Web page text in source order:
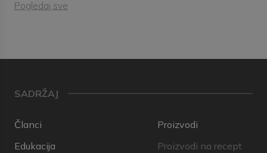
Pogledaj sve
SADRŽAJ
Članci
Edukacija
Proizvodi
Proizvodi na recept